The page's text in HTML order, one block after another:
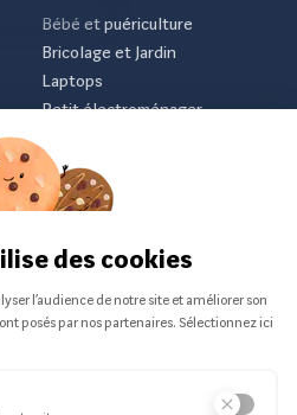
Bébé et puériculture
Bricolage et Jardin
Laptops
Petit électroménager
Je m'abonne
votre e-mail.